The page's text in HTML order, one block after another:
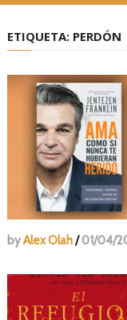
ETIQUETA: PERDÓN
byAlex Olah/ 01/04/